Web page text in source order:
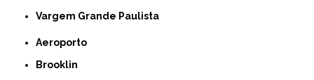
Vargem Grande Paulista
Aeroporto
Brooklin